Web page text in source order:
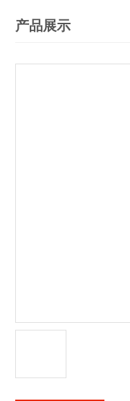
产品展示